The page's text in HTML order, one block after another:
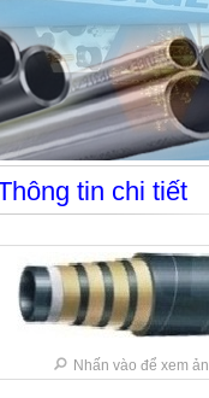
tin chi tiết
Nhấn vào để xem